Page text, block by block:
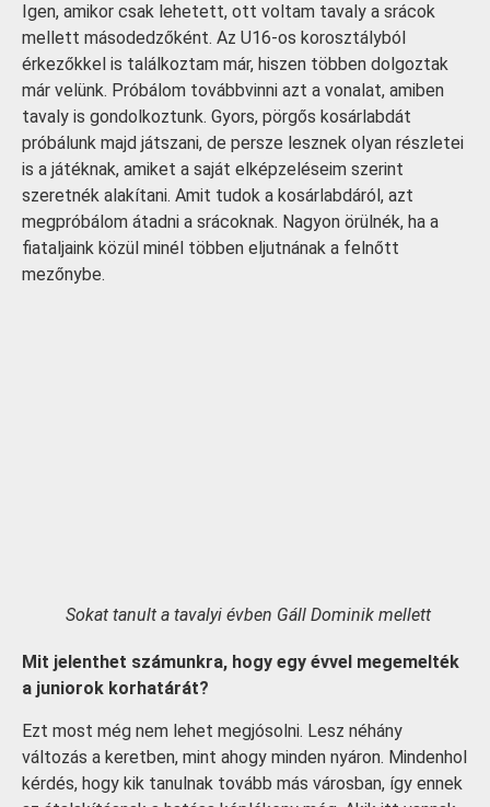
Igen, amikor csak lehetett, ott voltam tavaly a srácok
mellett másodedzőként. Az U16-os korosztályból
érkezőkkel is találkoztam már, hiszen többen dolgoztak
már velünk. Próbálom továbbvinni azt a vonalat, amiben
tavaly is gondolkoztunk. Gyors, pörgős kosárlabdát
próbálunk majd játszani, de persze lesznek olyan részletei
is a játéknak, amiket a saját elképzeléseim szerint
szeretnék alakítani. Amit tudok a kosárlabdáról, azt
megpróbálom átadni a srácoknak. Nagyon örülnék, ha a
fiataljaink közül minél többen eljutnának a felnőtt
mezőnybe.
Sokat tanult a tavalyi évben Gáll Dominik mellett
Mit jelenthet számunkra, hogy egy évvel megemelték
a juniorok korhatárát?
Ezt most még nem lehet megjósolni. Lesz néhány
változás a keretben, mint ahogy minden nyáron. Mindenhol
kérdés, hogy kik tanulnak tovább más városban, így ennek